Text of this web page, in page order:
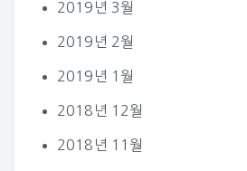
2019년 3월
2019년 2월
2019년 1월
2018년 12월
2018년 11월